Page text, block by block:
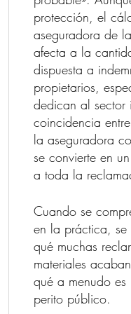
protección, el
aseguradora de
afecta a la
dispuesta a
propietarios,
dedican al
coincidencia
la aseguradora
se convierte en
a toda la
Cuando se
en la práctica, se
qué muchas
materiales
qué a menudo es
perito público.